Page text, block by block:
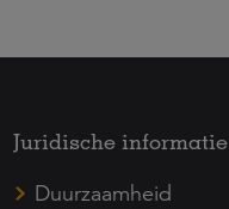
Juridische informatie
Duurzaamheid